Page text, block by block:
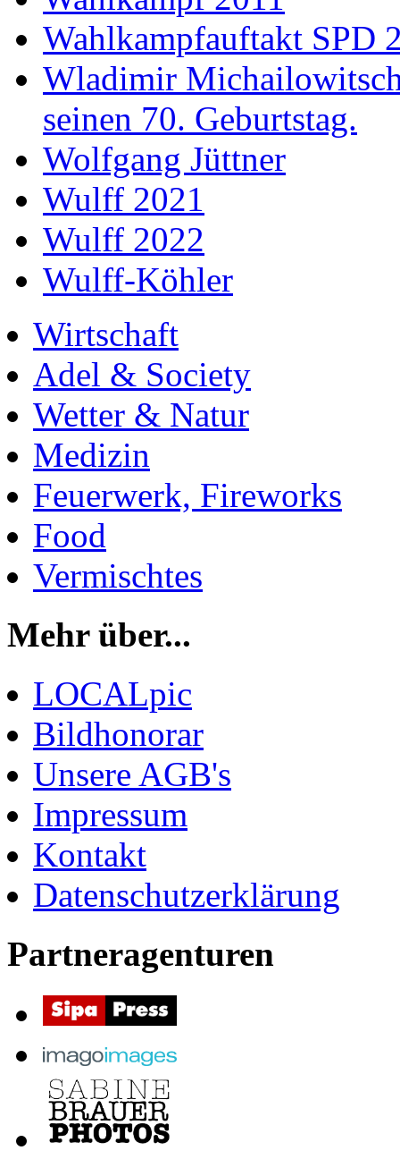
Wahlkampfauftakt SPD
Wladimir
seinen 70. Geburtstag.
Wolfgang Jüttner
Wulff 2021
Wulff 2022
Wulff-Köhler
Wirtschaft
Adel & Society
Wetter & Natur
Medizin
Feuerwerk, Fireworks
Food
Vermischtes
Mehr über...
LOCALpic
Bildhonorar
Unsere AGB's
Impressum
Kontakt
Datenschutzerklärung
Partneragenturen